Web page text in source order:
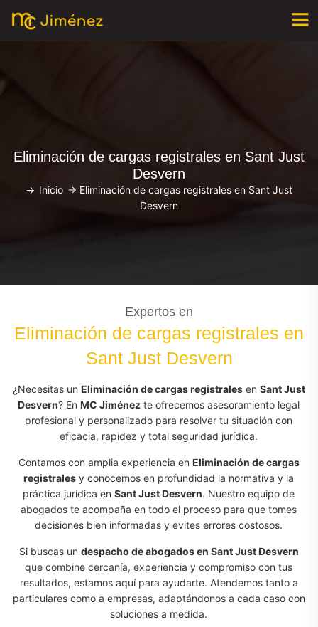
Eliminación de cargas registrales en Sant Just
Desvern
-> Inicio -> Eliminación de cargas registrales en Sant Just
Desvern
Expertos en
Eliminación de cargas registrales en
Sant Just Desvern
¿Necesitas un Eliminación de cargas registralesen Sant Just
Desvern? EnMC Jiménez te ofrecemos asesoramiento legal
profesional y personalizado para resolver tu situación con
eficacia, rapidez y total seguridad jurídica.
Contamos con amplia experiencia en Eliminación de cargas
registrales y conocemos en profundidad la normativa y la
práctica jurídica enSant Just Desvern. Nuestro equipo de
abogados te acompaña en todo el proceso para que tomes
decisiones bien informadas y evites errores costosos.
Si buscas un despacho de abogados en Sant Just Desvern
que combine cercanía, experiencia y compromiso con tus
resultados, estamos aquí para ayudarte. Atendemos tanto a
particulares como a empresas, adaptándonos a cada caso con
soluciones a medida.